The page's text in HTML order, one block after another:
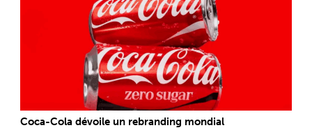
Coca-Cola dévoile un rebranding mondial